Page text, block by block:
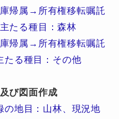
帰属→所有権移転嘱託
たる種目：森林
帰属→所有権移転嘱託
たる種目：その他
び図面作成
地目：山林、現況地